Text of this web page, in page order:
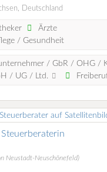
Deutschland
Ärzte
/ Gesundheit
/ GbR / OHG /
/ UG / Ltd.
Neustadt-Neuschönefeld)